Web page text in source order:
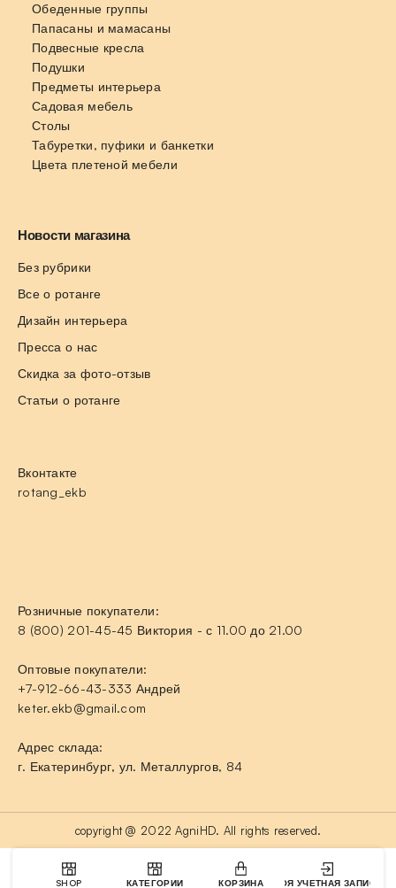
Обеденные группы
Папасаны и мамасаны
Подвесные кресла
Подушки
Предметы интерьера
Садовая мебель
Столы
Табуретки, пуфики и банкетки
Цвета плетеной мебели
Новости магазина
Без рубрики
Все о ротанге
Дизайн интерьера
Пресса о нас
Скидка за фото-отзыв
Статьи о ротанге
Вконтакте
rotang_ekb
Розничные покупатели:
8 (800) 201-45-45 Виктория - с 11.00 до 21.00
Оптовые покупатели:
+7-912-66-43-333 Андрей
keter.ekb@gmail.com
Адрес склада:
г. Екатеринбург, ул. Металлургов, 84
copyright @ 2022 AgniHD. All rights reserved.
SHOP КАТЕГОРИИ КОРЗИНА МОЯ УЧЕТНАЯ ЗАПИСЬ